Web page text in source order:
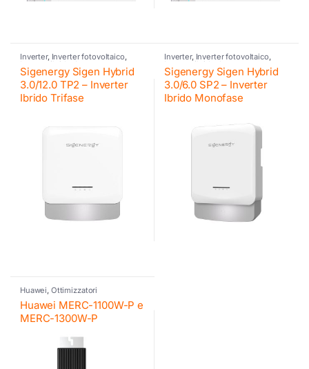
Inverter, Inverter fotovoltaico,
Inverter ibrido
residenziali Sigenergy ,Sigenergy
Sigenergy
Sigenergy Sigen Hybrid
3.0/12.0 TP2 – Inverter
Ibrido Trifase
Inverter, Inverter fotovoltaico,
Inverter ibrido
residenziali Sigenergy ,Sigenergy
Sigenergy
Sigenergy Sigen Hybrid
3.0/6.0 SP2 – Inverter
Ibrido Monofase
Huawei, Ottimizzatori
Huawei MERC-1100W-P e
MERC-1300W-P